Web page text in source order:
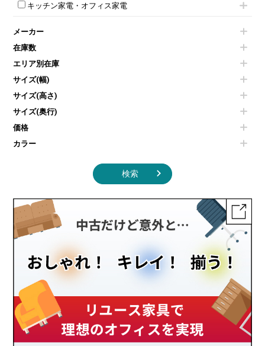
会議テーブルその他
ホワイトボードその他
スクリーン
その他OA機器
個室ブース
コートハンガー・ポールハンガー
傘立て
食器棚・キッチンキャビネット
カタログスタンド
オフィスアクセサリーその他
ダイニングチェア
カウンターテーブル
センターテーブル・サイドテーブル
ベンチ・スツール
ソファ
シェルフ
ダストボックス（ゴミ箱）
インテリア家具その他
キッチン家電・オフィス家電
冷蔵庫・洗濯機
空気清浄機・加湿器
液晶テレビ・モニター類
エアコン
掃除機
季節家電
メーカー
在庫数
エリア別在庫
サイズ(幅)
サイズ(高さ)
サイズ(奥行)
価格
カラー
検索